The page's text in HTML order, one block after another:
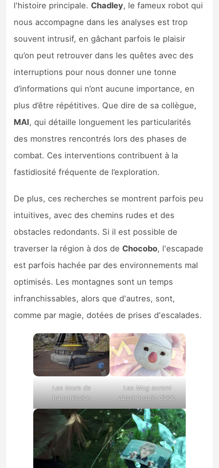
l'histoire principale. Chadley, le fameux robot qui
nous accompagne dans les analyses est trop
souvent intrusif, en gâchant parfois le plaisir
qu’on peut retrouver dans les quêtes avec des
interruptions pour nous donner une tonne
d’informations qui n’ont aucune importance, en
plus d’être répétitives. Que dire de sa collègue,
MAI, qui détaille longuement les particularités
des monstres rencontrés lors des phases de
combat. Ces interventions contribuent à la
fastidiosité fréquente de l’exploration.
De plus, ces recherches se montrent parfois peu
intuitives, avec des chemins rudes et des
obstacles redondants. Si il est possible de
traverser la région à dos de Chocobo, l'escapade
est parfois hachée par des environnements mal
optimisés. Les montagnes sont un temps
infranchissables, alors que d'autres, sont,
comme par magie, dotées de prises d'escalades.
Les tours de
transmission
Les Mog auront
aussi besoin d’aide